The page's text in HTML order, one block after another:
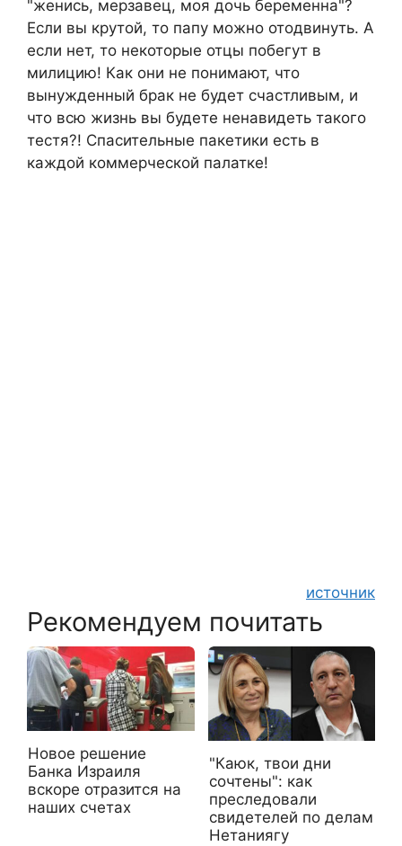
"женись, мерзавец, моя дочь беременна"?
Если вы крутой, то папу можно отодвинуть. А
если нет, то некоторые отцы побегут в
милицию! Как они не понимают, что
вынужденный брак не будет счастливым, и
что всю жизнь вы будете ненавидеть такого
тестя?! Спасительные пакетики есть в
каждой коммерческой палатке!
источник
Рекомендуем почитать
Новое решение
Банка Израиля
вскоре отразится на
наших счетах
"Каюк, твои дни
сочтены": как
преследовали
свидетелей по делам
Нетаниягу